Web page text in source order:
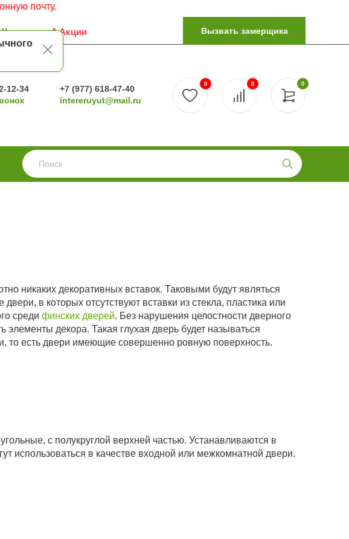
почту.
рум Акции Вызвать замерщика
12-34
+7 (977) 618-47-40
intereruyut@mail.ru
0
0 0
никаких декоративных вставок. Таковыми будут являться
в которых отсутствуют вставки из стекла, пластика или
среди финских дверей. Без нарушения целостности дверного
элементы декора. Такая глухая дверь будет называться
то есть двери имеющие совершенно ровную поверхность.
с полукруглой верхней частью. Устанавливаются в
использоваться в качестве входной или межкомнатной двери.